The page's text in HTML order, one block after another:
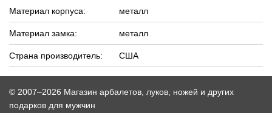
Материал корпуса: металл
Материал замка: металл
Страна производитель: США
© 2007–2026 Магазин арбалетов, луков, ножей и других
подарков для мужчин